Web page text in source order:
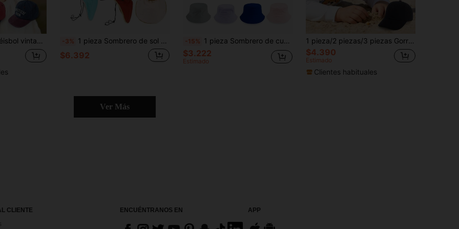
1 pieza Gorra de béisbol vintage con bordado de Boston 1630 para niños de 5 a 8 años, visera de contraste, gorra de camionero transpirable para uso casual al aire libre para niños y niñas -3% 1 pieza Sombrero de sol para bebé/niño de secado rápido con bloques de color, visera de béisbol y gran chal, adecuado para actividades al aire libre de verano, parques, playas y natación para niños y niñas, sombrero protector solar
$6.392
-15% 1 pieza Sombrero de cubo de unicolor transpirable para niños con banda interior ajustable, diseño versátil apto para todas las estaciones, uso diario casual, senderismo, viajes, desplazamientos, disponible en múltiples tallas y colores
$3.222
Estimado
1 pieza/2 piezas/3 piezas Gorra de béisbol para bebé niño, adecuada para bebés de 6-24 meses - Gorra de sol de unicolor para niños pequeños, ligera y cómoda, adecuada para que los bebés niños jueguen, disponible en múltiples colores neutros
$4.390
Estimado
Clientes habituales
Ver Más
CLIENTE
ENCUÉNTRANOS EN APP